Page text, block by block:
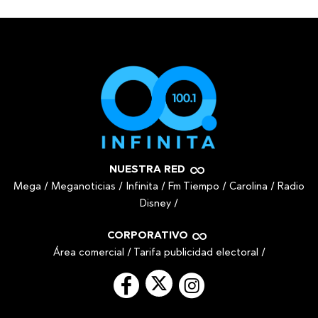
NUESTRA RED
Mega / Meganoticias / Infinita / Fm Tiempo / Carolina / Radio
Disney /
CORPORATIVO
Área comercial / Tarifa publicidad electoral /